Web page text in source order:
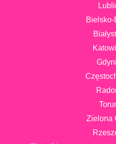
Bielsko-
Zielona